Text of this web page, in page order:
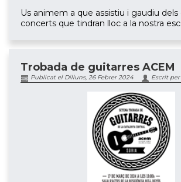
Us animem a que assistiu i gaudiu
concerts que tindran lloc a la nostra
Trobada de guitarres ACEM
Publicat el Dilluns, 26 Febrer 2024 Escrit